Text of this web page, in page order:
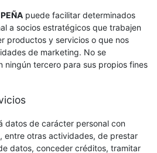
puede facilitar determinados
a socios estratégicos que trabajen
productos y servicios o que nos
de marketing. No se
ningún tercero para sus propios fines
datos de carácter personal con
entre otras actividades, de prestar
datos, conceder créditos, tramitar